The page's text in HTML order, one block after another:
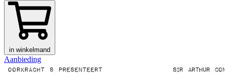
in winkelmand
Aanbieding